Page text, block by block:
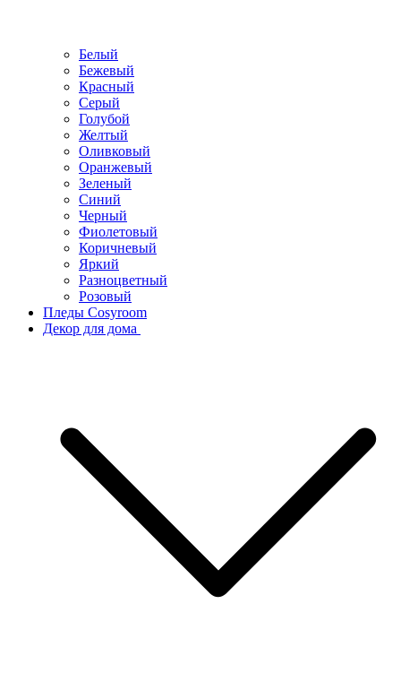
Белый
Бежевый
Красный
Серый
Голубой
Желтый
Оливковый
Оранжевый
Зеленый
Синий
Черный
Фиолетовый
Коричневый
Яркий
Разноцветный
Розовый
Пледы Cosyroom
Декор для дома